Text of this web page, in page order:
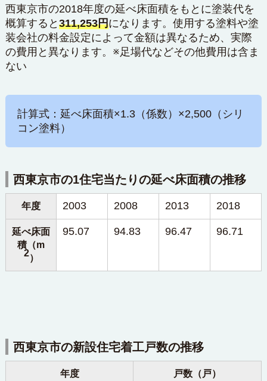
西東京市の2018年度の延べ床面積をもとに塗装代を
概算すると 311,253円になります。使用する塗料や塗
装会社の料金設定によって金額は異なるため、実際
の費用と異なります。※足場代などその他費用は含ま
ない
計算式：延べ床面積×1.3（係数）×2,500（シリ
コン塗料）
西東京市の1住宅当たりの延べ床面積の推移
年度 2003 2008 2013 2018
延べ床面
積（m
2）
95.07 94.83 96.47 96.71
西東京市の新設住宅着工戸数の推移
年度 戸数（戸）